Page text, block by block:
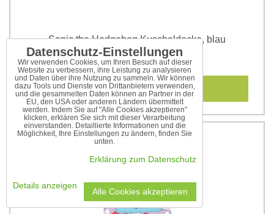
Sonic the Hedgehog Kuscheldecke, blau
10,30 €
In den Warenkorb
Datenschutz-Einstellungen
Wir verwenden Cookies, um Ihren Besuch auf dieser
Website zu verbessern, ihre Leistung zu analysieren
und Daten über ihre Nutzung zu sammeln. Wir können
dazu Tools und Dienste von Drittanbietern verwenden,
und die gesammelten Daten können an Partner in der
EU, den USA oder anderen Ländern übermittelt
werden. Indem Sie auf "Alle Cookies akzeptieren"
klicken, erklären Sie sich mit dieser Verarbeitung
einverstanden. Detaillierte Informationen und die
Möglichkeit, Ihre Einstellungen zu ändern, finden Sie
unten.
Erklärung zum Datenschutz
Details anzeigen
Alle Cookies akzeptieren